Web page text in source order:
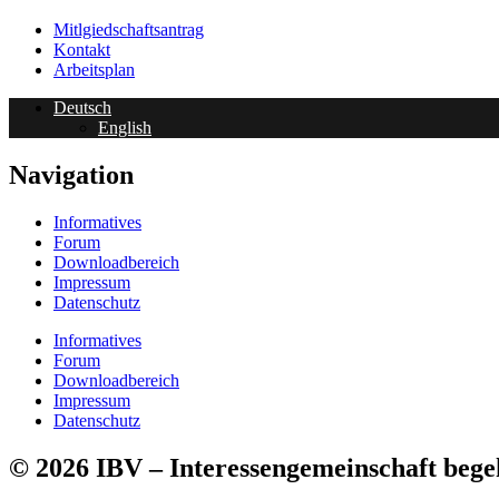
Mitlgiedschaftsantrag
Kontakt
Arbeitsplan
Deutsch
English
Navigation
Informatives
Forum
Downloadbereich
Impressum
Datenschutz
Informatives
Forum
Downloadbereich
Impressum
Datenschutz
© 2026 IBV – Interessen­ge­mein­schaft